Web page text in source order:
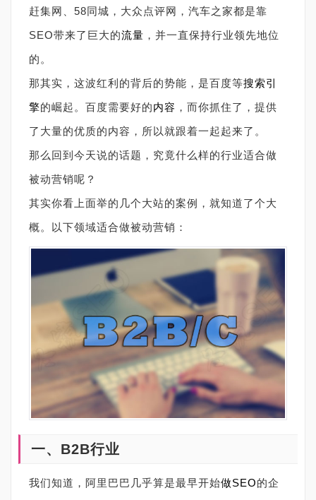
赶集网、58同城，大众点评网，汽车之家都是靠
SEO带来了巨大的流量 ，并一直保持行业领先地位
的。
那其实，这波红利的背后的势能，是百度等搜索引
擎的崛起。百度需要好的内容 ，而你抓住了，提供
了大量的优质的内容，所以就跟着一起起来了。
那么回到今天说的话题，究竟什么样的行业适合做
被动营销呢？
其实你看上面举的几个大站的案例，就知道了个大
概。以下领域适合做被动营销：
一、B2B行业
我们知道，阿里巴巴几乎算是最早开始做SEO的企